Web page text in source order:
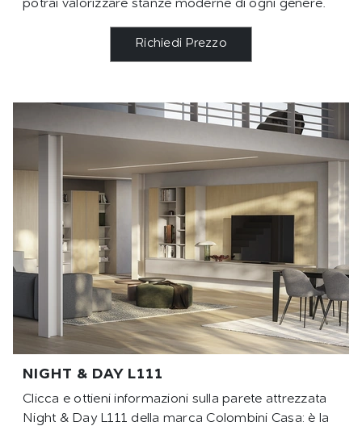
potrai valorizzare stanze moderne di ogni genere.
Richiedi Prezzo
NIGHT & DAY L111
Clicca e ottieni informazioni sulla parete attrezzata
Night & Day L111 della marca Colombini Casa: è la